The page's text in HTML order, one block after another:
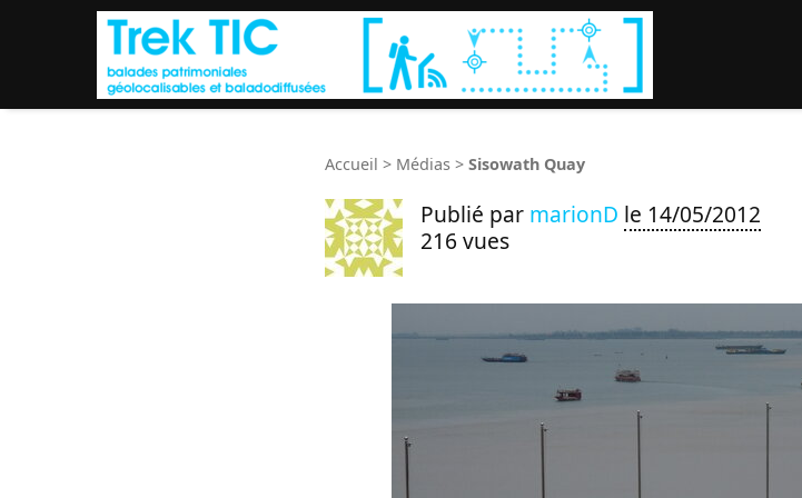
Accueil > Médias > Sisowath Quay
Publié par marionD le 14/05/2012
216 vues